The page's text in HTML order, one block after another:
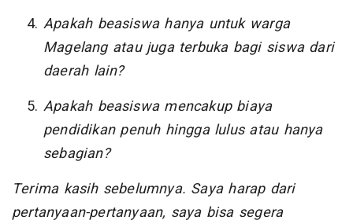
Apakah beasiswa hanya untuk warga
Magelang atau juga terbuka bagi siswa dari
daerah lain?
Apakah beasiswa mencakup biaya
pendidikan penuh hingga lulus atau hanya
sebagian?
Terima kasih sebelumnya. Saya harap dari
pertanyaan-pertanyaan, saya bisa segera